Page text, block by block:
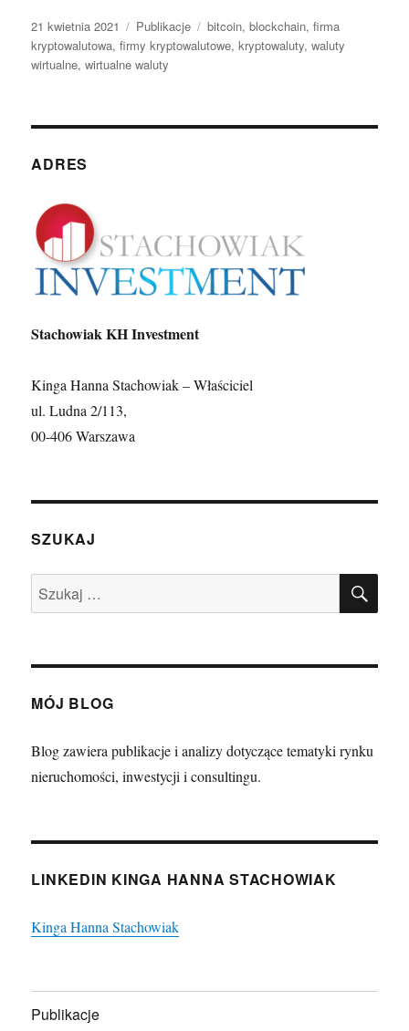
Opublikowano
21 kwietnia 2021 Kategorie
Publikacje Tagi
bitcoin,blockchain,firma
kryptowalutowa,firmy kryptowalutowe,kryptowaluty,waluty
wirtualne,wirtualne waluty
ADRES
Stachowiak KH Investment
Kinga Hanna Stachowiak – Właściciel
ul. Ludna 2/113,
00-406 Warszawa
SZUKAJ
Szukaj:
MÓJ BLOG
Blog zawiera publikacje i analizy dotyczące tematyki rynku
nieruchomości, inwestycji i consultingu.
LINKEDIN KINGA HANNA STACHOWIAK
Kinga Hanna Stachowiak
Publikacje